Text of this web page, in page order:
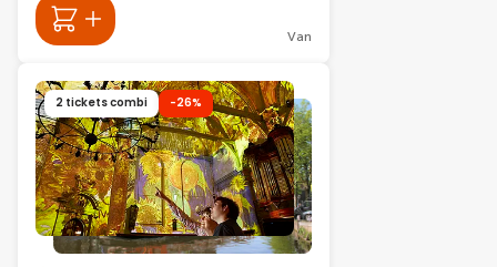
Van
2 tickets combi -26%